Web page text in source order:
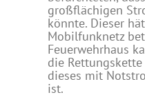
großflächigen
könnte. Dieser
Mobilfunknetz
Feuerwehrhaus
die
dieses mit
ist.